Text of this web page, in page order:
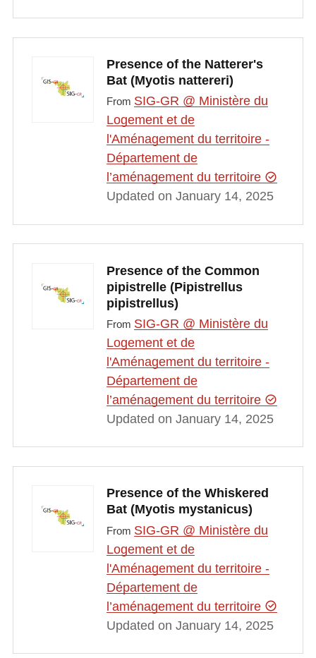
Presence of the Natterer's
Bat (Myotis nattereri)
From SIG-GR @ Ministère du
Logement et de
l'Aménagement du territoire -
Département de
l’aménagement du territoire
Updated on January 14, 2025
Presence of the Common
pipistrelle (Pipistrellus
pipistrellus)
From SIG-GR @ Ministère du
Logement et de
l'Aménagement du territoire -
Département de
l’aménagement du territoire
Updated on January 14, 2025
Presence of the Whiskered
Bat (Myotis mystanicus)
From SIG-GR @ Ministère du
Logement et de
l'Aménagement du territoire -
Département de
l’aménagement du territoire
Updated on January 14, 2025